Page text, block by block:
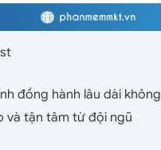
đồng hành lâu dài không
và tận tâm từ đội ngũ